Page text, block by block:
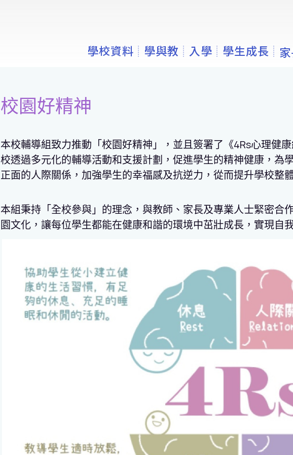
學校資料 學與教 入學 學生成長
校園好精神
本校輔導組致力推動「校園好精神」，並且簽署了 《4Rs心理健
校透過多元化的輔導活動和支援計劃，促進學生的精神健康，為
正面的人際關係，加強學生的幸福感及抗逆力，從而提升學校整
本組秉持「全校參與」的理念，與教師、家長及專業人士緊密合
園文化，讓每位學生都能在健康和諧的環境中茁壯成長，實現自